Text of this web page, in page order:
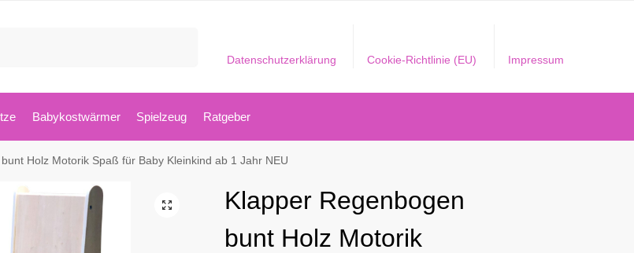
Datenschutzerklärung Cookie-Richtlinie (EU) Impressum
Babykostwärmer Spielzeug Ratgeber
Holz Motorik Spaß für Baby Kleinkind ab 1 Jahr NEU
Klapper Regenbogen
bunt Holz Motorik